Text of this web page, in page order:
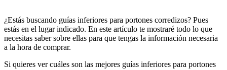
¿Estás buscando guías inferiores para portones corredizos? Pues
estás en el lugar indicado. En este artículo te mostraré todo lo que
necesitas saber sobre ellas para que tengas la información necesaria
a la hora de comprar.
Si quieres ver cuáles son las mejores guías inferiores para portones